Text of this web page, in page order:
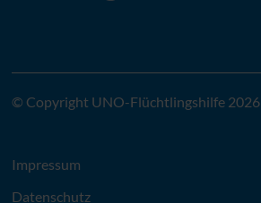
© Copyright UNO-Flüchtlingshilfe 2026
Impressum
Datenschutz